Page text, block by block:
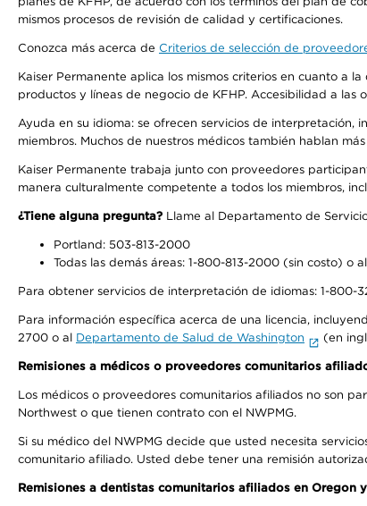
mismos procesos de revisión de calidad y certificaciones.
Conozca más acerca de Criterios de selección de
Kaiser Permanente aplica los mismos criterios en cuanto a
productos y líneas de negocio de KFHP. Accesibilidad a las
Ayuda en su idioma: se ofrecen servicios de interpretación,
miembros. Muchos de nuestros médicos también hablan
Kaiser Permanente trabaja junto con proveedores
manera culturalmente competente a todos los miembros,
¿Tiene alguna pregunta? Llame al Departamento de
Portland: 503-813-2000
Todas las demás áreas: 1-800-813-2000 (sin costo) o al
Para obtener servicios de interpretación de idiomas: 1-800-
Para información específica acerca de una licencia,
2700 o al Departamento de Salud de Washington (en
Remisiones a médicos o proveedores comunitarios
Los médicos o proveedores comunitarios afiliados no son
Northwest o que tienen contrato con el NWPMG.
Si su médico del NWPMG decide que usted necesita
comunitario afiliado. Usted debe tener una remisión
Remisiones a dentistas comunitarios afiliados en Oregon